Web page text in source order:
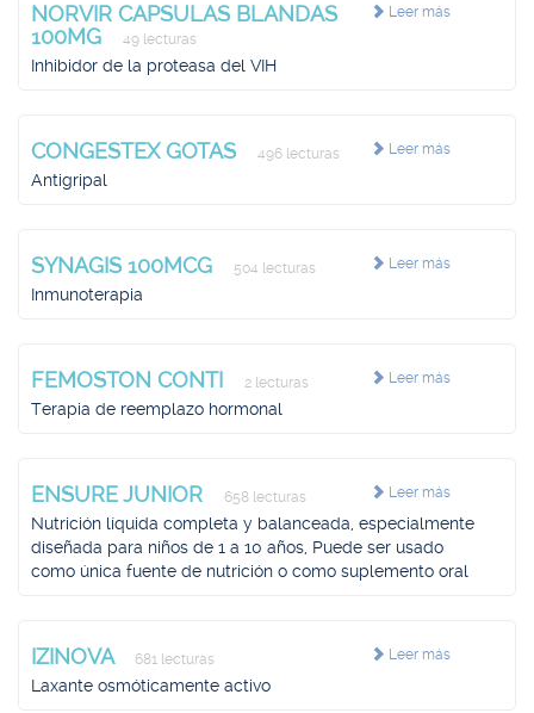
Leer más
NORVIR CAPSULAS BLANDAS
100MG
49 lecturas
Inhibidor de la proteasa del VIH
Leer más
CONGESTEX GOTAS 496 lecturas
Antigripal
Leer más
SYNAGIS 100MCG 504 lecturas
Inmunoterapia
Leer más
FEMOSTON CONTI 2 lecturas
Terapia de reemplazo hormonal
Leer más
ENSURE JUNIOR 658 lecturas
Nutrición líquida completa y balanceada, especialmente
diseñada para niños de 1 a 10 años, Puede ser usado
como única fuente de nutrición o como suplemento oral
Leer más
IZINOVA 681 lecturas
Laxante osmóticamente activo